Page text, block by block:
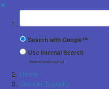
✖
Suchbegriff
Search with Google™
Use Internal Search
(limited result quality)
Home
Gender Equality